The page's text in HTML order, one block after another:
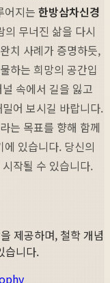
어지는 한방삼차신경
무너진 삶을 다시
치 사례가 증명하듯,
하는 희망의 공간입
속에서 길을 잃고
어 보시길 바랍니다.
는 목표를 향해 함께
에 있습니다. 당신의
작될 수 있습니다.
제공하며, 철학 개념
습니다.